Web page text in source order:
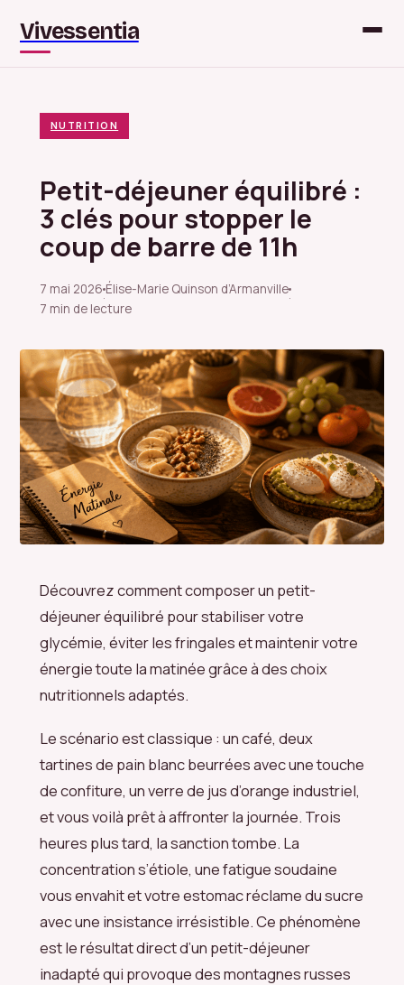
Vivessentia
NUTRITION
Petit-déjeuner équilibré :
3 clés pour stopper le
coup de barre de 11h
7 mai 2026
·
Élise-Marie Quinson d’Armanville
·
7 min de lecture
Découvrez comment composer un petit-
déjeuner équilibré pour stabiliser votre
glycémie, éviter les fringales et maintenir votre
énergie toute la matinée grâce à des choix
nutritionnels adaptés.
Le scénario est classique : un café, deux
tartines de pain blanc beurrées avec une touche
de confiture, un verre de jus d’orange industriel,
et vous voilà prêt à affronter la journée. Trois
heures plus tard, la sanction tombe. La
concentration s’étiole, une fatigue soudaine
vous envahit et votre estomac réclame du sucre
avec une insistance irrésistible. Ce phénomène
est le résultat direct d’un petit-déjeuner
inadapté qui provoque des montagnes russes